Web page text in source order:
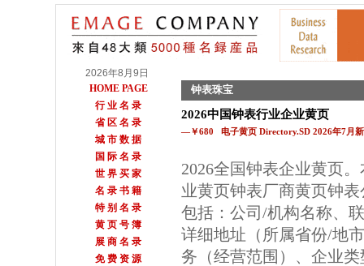
2026年8月9日
HOME PAGE
行 业 名 录
省 区 名 录
城 市 数 据
国 际 名 录
世 界 买 家
名 录 书 籍
特 别 名 录
黄 页 号 簿
展 商 名 录
免 费 资 源
钟表珠宝
2026中国钟表行业企业黄页
—￥680 电子黄页 Directory.SD 2026年7月
2026全国钟表企业黄页
业黄页钟表厂商黄页钟
包括：公司/机构名称、
详细地址（所属省份/地
务（经营范围）、企业